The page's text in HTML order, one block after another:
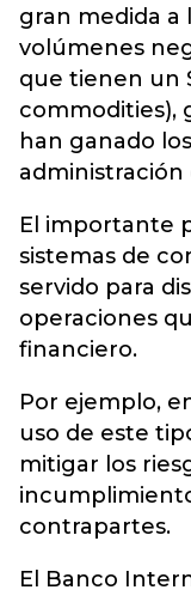
gran medida a
volúmenes
que tienen un
commodities),
han ganado
El importante
sistemas de
servido para
operaciones
financiero.
Por ejemplo,
uso de este
mitigar los
contrapartes.
El Banco